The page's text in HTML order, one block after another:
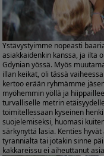
Ystävystyimme nopeasti
asiakkaidenkin kanssa, ja ilta
Gdynian yössä. Myös
illan keikat, oli tässä
kertoo erään ryhmämme
myöhemmin yöllä ja
turvalliselle metrin
toimitellessaan kyseinen
suojelemiseksi, huomasi
särkynyttä lasia. Kenties
tyrannialta tai jotakin sinne
kakkareissu ei aiheuttanut